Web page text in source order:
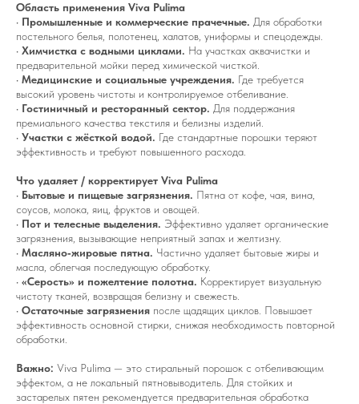
Область применения Viva Pulima
• Промышленные и коммерческие прачечные. Для обработки
постельного белья, полотенец, халатов, униформы и спецодежды.
• Химчистка с водными циклами. На участках аквачистки и
предварительной мойки перед химической чисткой.
• Медицинские и социальные учреждения. Где требуется
высокий уровень чистоты и контролируемое отбеливание.
• Гостиничный и ресторанный сектор. Для поддержания
премиального качества текстиля и белизны изделий.
• Участки с жёсткой водой. Где стандартные порошки теряют
эффективность и требуют повышенного расхода.
Что удаляет / корректирует Viva Pulima
• Бытовые и пищевые загрязнения. Пятна от кофе, чая, вина,
соусов, молока, яиц, фруктов и овощей.
• Пот и телесные выделения. Эффективно удаляет органические
загрязнения, вызывающие неприятный запах и желтизну.
• Масляно‑жировые пятна. Частично удаляет бытовые жиры и
масла, облегчая последующую обработку.
• «Серость» и пожелтение полотна. Корректирует визуальную
чистоту тканей, возвращая белизну и свежесть.
• Остаточные загрязнения после щадящих циклов. Повышает
эффективность основной стирки, снижая необходимость повторной
обработки.
Важно: Viva Pulima — это стиральный порошок с отбеливающим
эффектом, а не локальный пятновыводитель. Для стойких и
застарелых пятен рекомендуется предварительная обработка